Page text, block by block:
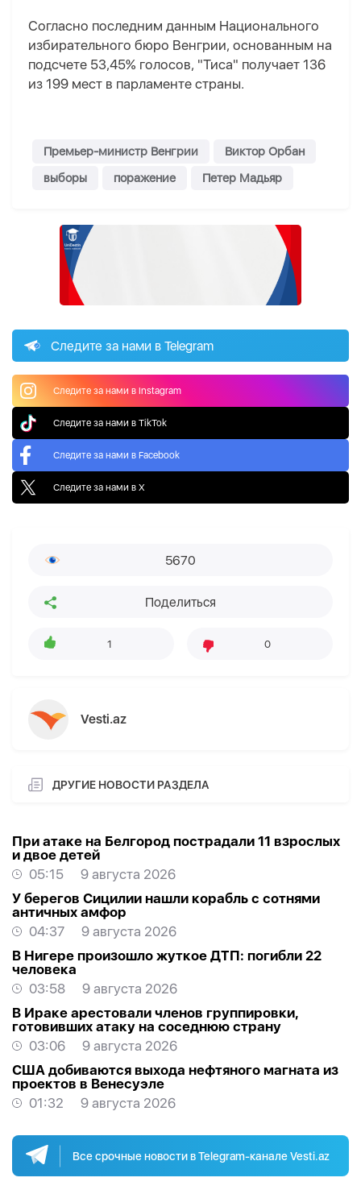
Согласно последним данным Национального
избирательного бюро Венгрии, основанным на
подсчете 53,45% голосов, "Тиса" получает 136
из 199 мест в парламенте страны.
Премьер-министр Венгрии
Виктор Орбан
выборы
поражение Петер Мадьяр
Следите за нами в Telegram
Следите за нами в Instagram
Следите за нами в TikTok
Следите за нами в Facebook
Следите за нами в X
5670
Поделиться
1 0
Vesti.az
ДРУГИЕ НОВОСТИ РАЗДЕЛА
При атаке на Белгород пострадали 11 взрослых
и двое детей
05:15
9 августа 2026
У берегов Сицилии нашли корабль с сотнями
античных амфор
04:37
9 августа 2026
В Нигере произошло жуткое ДТП: погибли 22
человека
03:58
9 августа 2026
В Ираке арестовали членов группировки,
готовивших атаку на соседнюю страну
03:06
9 августа 2026
США добиваются выхода нефтяного магната из
проектов в Венесуэле
01:32
9 августа 2026
Все срочные новости в Telegram-канале Vesti.az